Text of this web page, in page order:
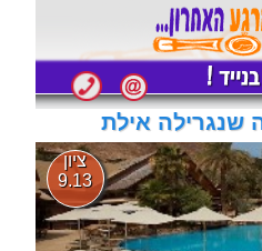
שנגרילה אילת
ציון
9.13